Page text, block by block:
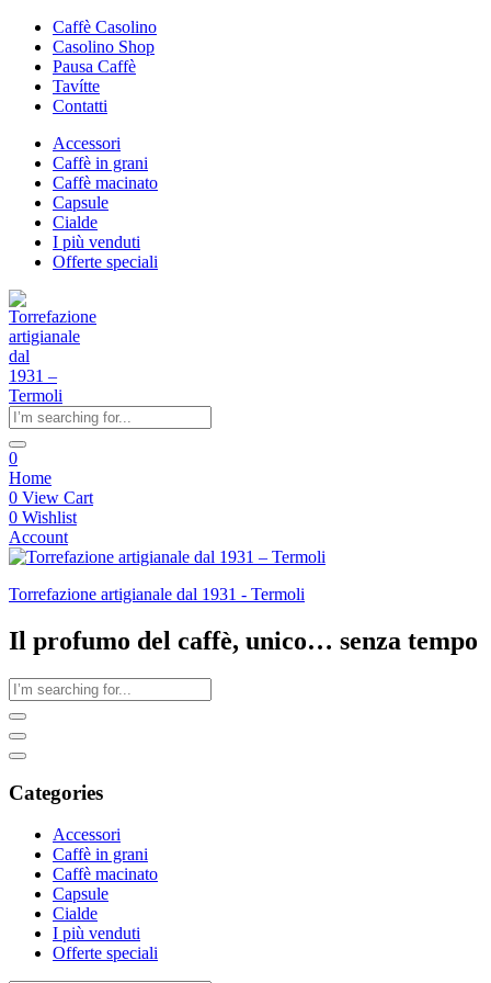
Caffè Casolino
Casolino Shop
Pausa Caffè
Tavítte
Contatti
Accessori
Caffè in grani
Caffè macinato
Capsule
Cialde
I più venduti
Offerte speciali
0
Home
0 View Cart
0 Wishlist
Account
Torrefazione artigianale dal 1931 - Termoli
Il profumo del caffè, unico… senza tempo
Categories
Accessori
Caffè in grani
Caffè macinato
Capsule
Cialde
I più venduti
Offerte speciali